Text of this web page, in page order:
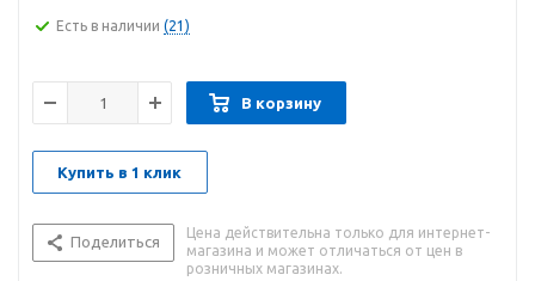
Есть в наличии (21)
В корзину
Купить в 1 клик
Поделиться
Цена действительна только для интернет-
магазина и может отличаться от цен в
розничных магазинах.